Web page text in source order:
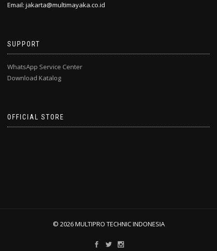
Email: jakarta@multimayaka.co.id
SUPPORT
WhatsApp Service Center
Download Katalog
OFFICIAL STORE
© 2026 MULTIPRO TECHNIC INDONESIA